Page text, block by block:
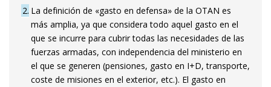
2 La definición de «gasto en defensa» de la OTAN es
más amplia, ya que considera todo aquel gasto en el
que se incurre para cubrir todas las necesidades de las
fuerzas armadas, con independencia del ministerio en
el que se generen (pensiones, gasto en I+D, transporte,
coste de misiones en el exterior, etc.). El gasto en